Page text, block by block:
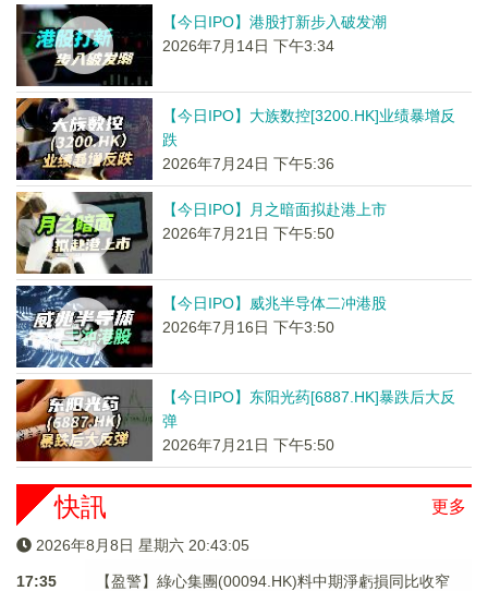
【今日IPO】港股打新步入破发潮
2026年7月14日 下午3:34
【今日IPO】大族数控[3200.HK]业绩暴增反
跌
2026年7月24日 下午5:36
【今日IPO】月之暗面拟赴港上市
2026年7月21日 下午5:50
【今日IPO】威兆半导体二冲港股
2026年7月16日 下午3:50
【今日IPO】东阳光药[6887.HK]暴跌后大反
弹
2026年7月21日 下午5:50
更多
快訊
2026年8月8日 星期六 20:43:05
17:35
【盈警】綠心集團(00094.HK)料中期淨虧損同比收窄